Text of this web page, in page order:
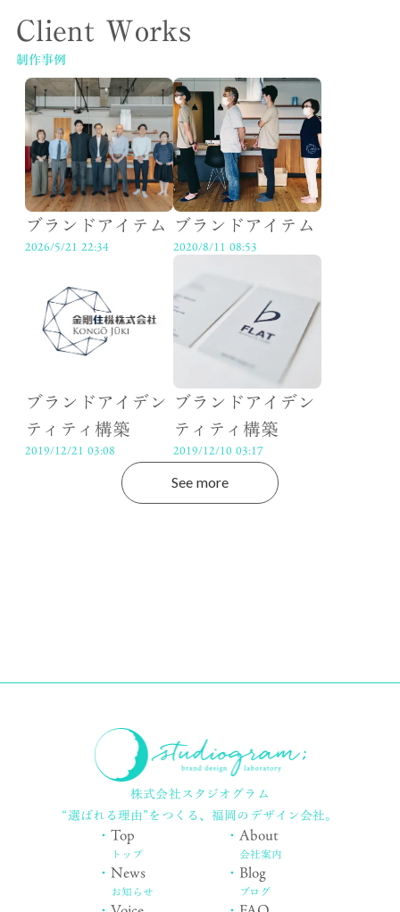
Client Works
制作事例
ブランドアイテム
2026/5/21 22:34
ブランドアイテム
2020/8/11 08:53
ブランドアイデン
ティティ構築
2019/12/21 03:08
ブランドアイデン
ティティ構築
2019/12/10 03:17
See more
株式会社スタジオグラム
“選ばれる理由”をつくる、福岡のデザイン会社。
・Top
トップ
・News
お知らせ
・About
会社案内
・ Blog
ブログ